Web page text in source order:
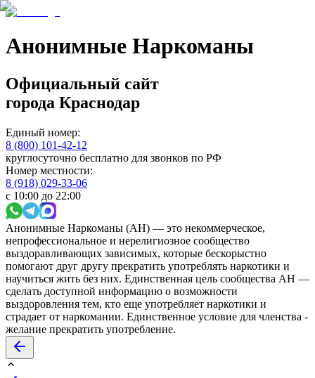
Анонимные Наркоманы
Официальный сайт
города Краснодар
Единый номер:
8 (800) 101-42-12
круглосуточно бесплатно для звонков по РФ
Номер местности:
8 (918) 029-33-06
с 10:00 до 22:00
Анонимные Наркоманы (АН) — это некоммерческое,
непрофессиональное и нерелигиозное сообщество
выздоравливающих зависимых, которые бескорыстно
помогают друг другу прекратить употреблять наркотики и
научиться жить без них. Единственная цель сообщества АН —
сделать доступной информацию о возможности
выздоровления тем, кто еще употребляет наркотики и
страдает от наркомании. Единственное условие для членства -
желание прекратить употребление.